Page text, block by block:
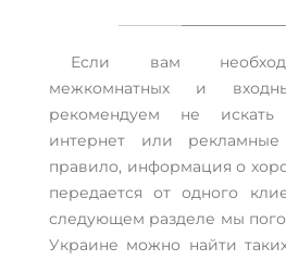
Если вам
межкомнатных и
рекомендуем не искать
интернет или
правило, информация о
передается от одного
следующем разделе мы
Украине можно найти